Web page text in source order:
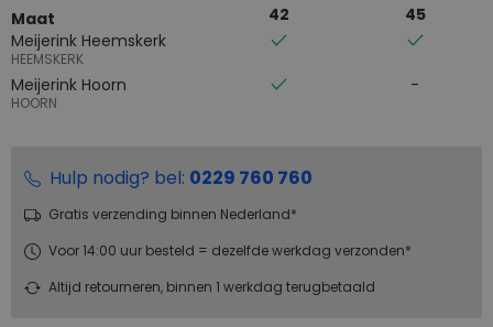
Maat 42
45
Meijerink Heemskerk
HEEMSKERK
Meijerink Hoorn
HOORN
Hulp nodig? bel: 0229 760 760
Gratis verzending binnen Nederland*
Voor 14:00 uur besteld = dezelfde werkdag verzonden*
Altijd retourneren, binnen 1 werkdag terugbetaald